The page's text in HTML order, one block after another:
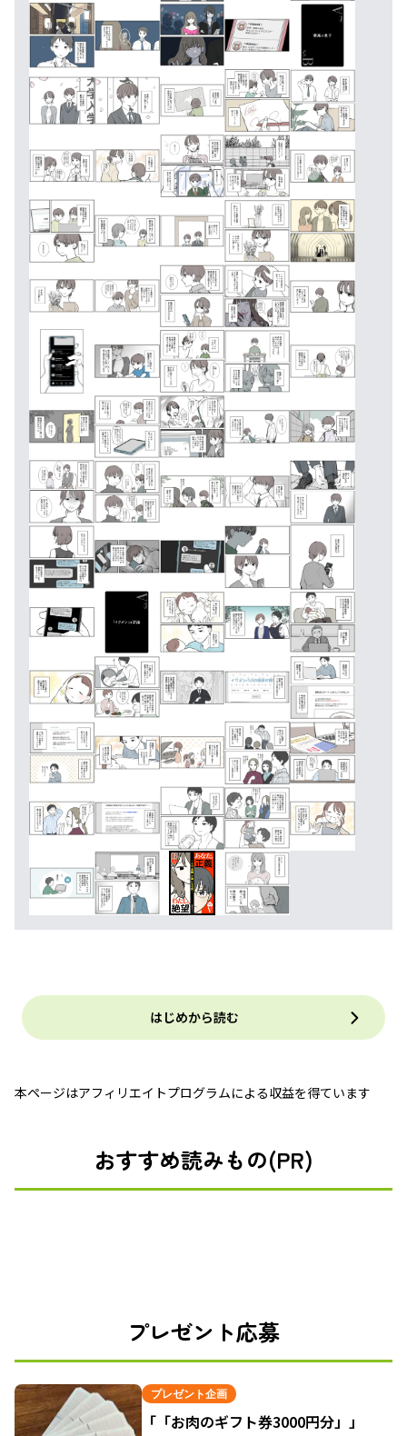
はじめから読む
本ページはアフィリエイトプログラムによる収益を得ています
おすすめ読みもの(PR)
プレゼント応募
プレゼント企画
「「お肉のギフト券3000円分」」